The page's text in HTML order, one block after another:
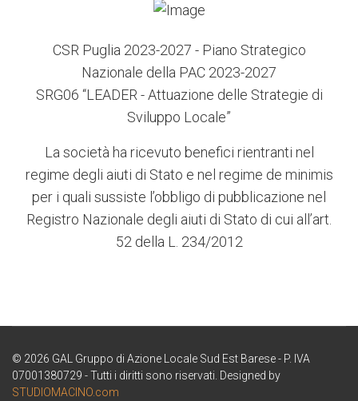
CSR Puglia 2023-2027 - Piano Strategico
Nazionale della PAC 2023-2027
SRG06 “LEADER - Attuazione delle Strategie di
Sviluppo Locale”
La società ha ricevuto benefici rientranti nel
regime degli aiuti di Stato e nel regime de minimis
per i quali sussiste l’obbligo di pubblicazione nel
Registro Nazionale degli aiuti di Stato di cui all’art.
52 della L. 234/2012
© 2026 GAL Gruppo di Azione Locale Sud Est Barese - P. IVA
07001380729 - Tutti i diritti sono riservati. Designed by
STUDIOMACINO.com